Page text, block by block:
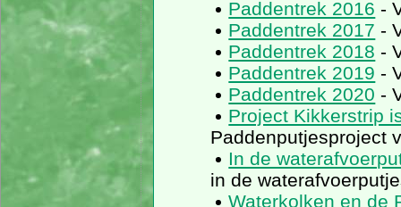
Paddentrek 2016 -
Paddentrek 2017 -
Paddentrek 2018 -
Paddentrek 2019 -
Paddentrek 2020 -
Project Kikkerstrip
Paddenputjesproject
In de
in de
Waterkolken en de